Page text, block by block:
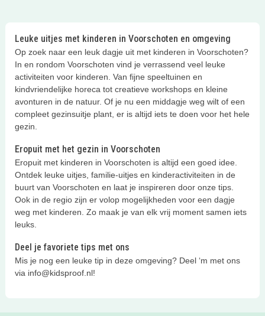
Leuke uitjes met kinderen in Voorschoten en omgeving
Op zoek naar een leuk dagje uit met kinderen in Voorschoten?
In en rondom Voorschoten vind je verrassend veel leuke
activiteiten voor kinderen. Van fijne speeltuinen en
kindvriendelijke horeca tot creatieve workshops en kleine
avonturen in de natuur. Of je nu een middagje weg wilt of een
compleet gezinsuitje plant, er is altijd iets te doen voor het hele
gezin.
Eropuit met het gezin in Voorschoten
Eropuit met kinderen in Voorschoten is altijd een goed idee.
Ontdek leuke uitjes, familie-uitjes en kinderactiviteiten in de
buurt van Voorschoten en laat je inspireren door onze tips.
Ook in de regio zijn er volop mogelijkheden voor een dagje
weg met kinderen. Zo maak je van elk vrij moment samen iets
leuks.
Deel je favoriete tips met ons
Mis je nog een leuke tip in deze omgeving? Deel ‘m met ons
via info@kidsproof.nl!